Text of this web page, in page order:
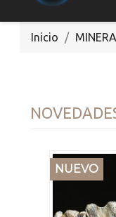
Inicio
NUEVO